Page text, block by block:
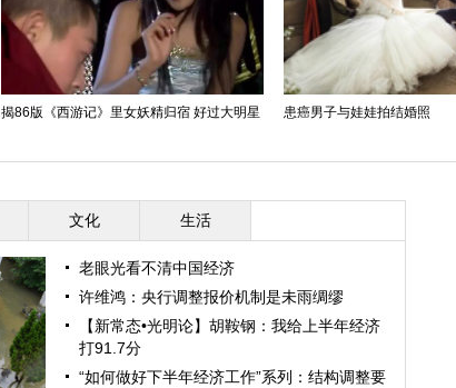
揭86版《西游记》里女妖精归宿 好过大明星 患癌男子与娃娃拍结婚照
文化 生活
老眼光看不清中国经济
许维鸿：央行调整报价机制是未雨绸缪
【新常态•光明论】胡鞍钢：我给上半年经济
打91.7分
“如何做好下半年经济工作”系列：结构调整要